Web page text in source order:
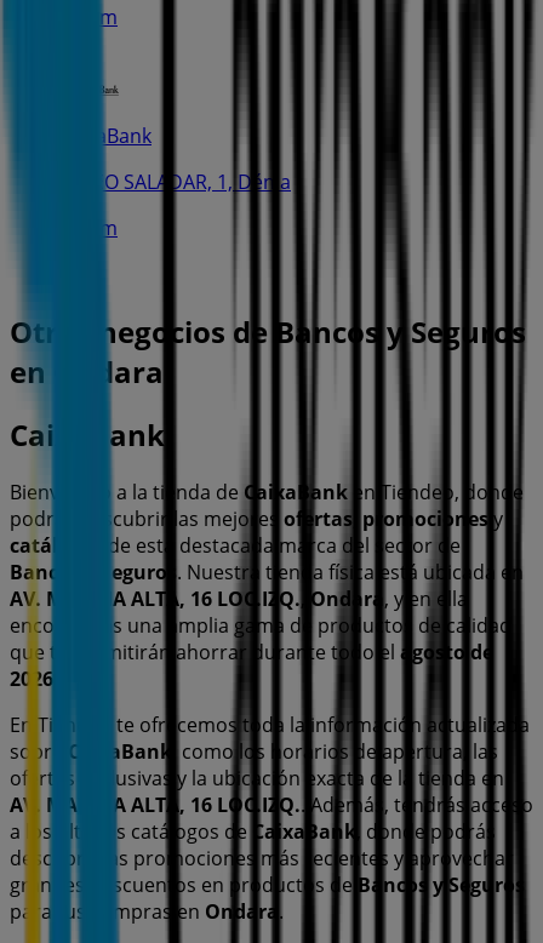
3.7 km
CaixaBank
PASEO SALADAR, 1, Dénia
7.4 km
Otros negocios de Bancos y Seguros
en Ondara
CaixaBank
Bienvenido a la tienda de CaixaBank en Tiendeo, donde
podrás descubrir las mejores ofertas promociones y
catálogos
de esta destacada marca del sector de
Bancos y Seguros . Nuestra tienda física está ubicada en
AV. MARINA ALTA, 16 LOC.IZQ. Ondara , y en ella
encontrarás una amplia gama de productos de calidad
que te permitirán ahorrar durante todo el agosto de
2026
En Tiendeo te ofrecemos toda la información actualizada
sobre
CaixaBank , como los horarios de apertura, las
ofertas exclusivas y la ubicación exacta de la tienda en
AV. MARINA ALTA, 16 LOC.IZQ.. Además, tendrás acceso
a los últimos catálogos de CaixaBank , donde podrás
descubrir las promociones más recientes y aprovechar
grandes descuentos en productos de Bancos y Seguros
para tus compras en Ondara .